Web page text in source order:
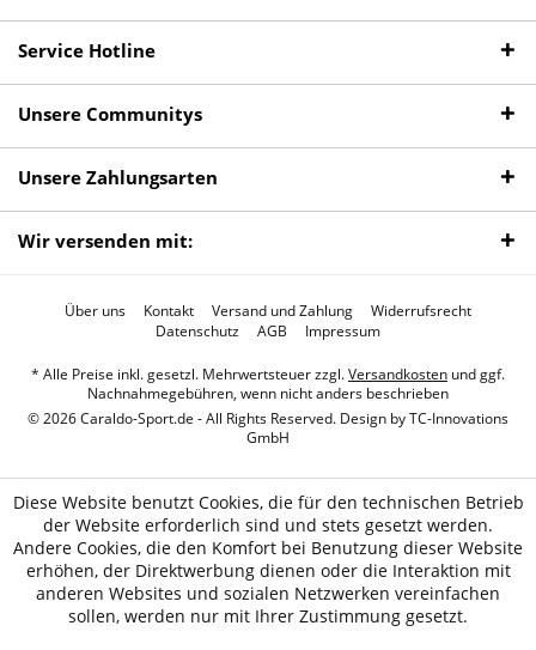
Service Hotline
Unsere Communitys
Unsere Zahlungsarten
Wir versenden mit:
Über uns Kontakt Versand und Zahlung
Widerrufsrecht
Datenschutz
AGB Impressum
* Alle Preise inkl. gesetzl. Mehrwertsteuer zzgl.Versandkosten und ggf.
Nachnahmegebühren, wenn nicht anders beschrieben
© 2026 Caraldo-Sport.de - All Rights Reserved. Design byTC-Innovations
GmbH
Diese Website benutzt Cookies, die für den technischen Betrieb
der Website erforderlich sind und stets gesetzt werden.
Andere Cookies, die den Komfort bei Benutzung dieser Website
erhöhen, der Direktwerbung dienen oder die Interaktion mit
anderen Websites und sozialen Netzwerken vereinfachen
sollen, werden nur mit Ihrer Zustimmung gesetzt.